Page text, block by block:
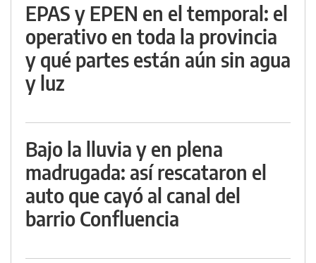
EPAS y EPEN en el temporal: el
operativo en toda la provincia
y qué partes están aún sin agua
y luz
Bajo la lluvia y en plena
madrugada: así rescataron el
auto que cayó al canal del
barrio Confluencia